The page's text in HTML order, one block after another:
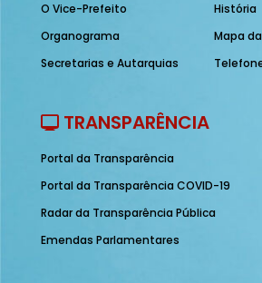
O Vice-Prefeito
Organograma
Secretarias e Autarquias
História
Mapa
TRANSPARÊNCIA
Portal da Transparência
Portal da Transparência COVID-19
Radar da Transparência Pública
Emendas Parlamentares